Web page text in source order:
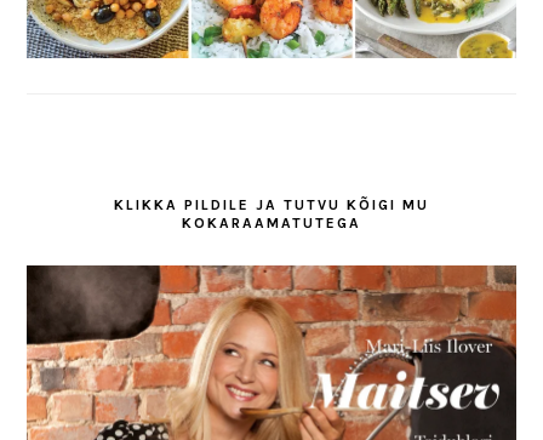
KLIKKA PILDILE JA TUTVU KÕIGI MU
KOKARAAMATUTEGA